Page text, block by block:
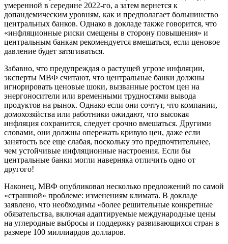
умеренной в середине 2022-го, а затем вернется к
допандемическим уровням, как и предполагает большинство
центральных банков. Однако в докладе также говорится, что
«инфляционные риски смещены в сторону повышения» и
центральным банкам рекомендуется вмешаться, если ценовое
давление будет затягиваться.
Забавно, что предупреждая о растущей угрозе инфляции,
эксперты МВФ считают, что центральные банки должны
игнорировать ценовые шоки, вызванные ростом цен на
энергоносители или временными трудностями вывода
продуктов на рынок. Однако если они сочтут, что компании,
домохозяйства или работники ожидают, что высокая
инфляция сохранится, следует срочно вмешаться. Другими
словами, они должны опережать кривую цен, даже если
занятость все еще слабая, поскольку это предпочтительнее,
чем устойчивые инфляционные настроения. Если бы
центральные банки могли наверняка отличить одно от
другого!
Наконец, МВФ опубликовал несколько предложений по самой
«страшной» проблеме: изменениям климата. В докладе
заявлено, что необходимы «более решительные конкретные
обязательства, включая адаптируемые международные цены
на углеродные выбросы и поддержку развивающихся стран в
размере 100 миллиардов долларов.